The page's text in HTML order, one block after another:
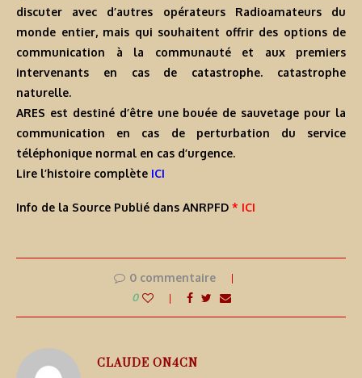
discuter avec d’autres opérateurs Radioamateurs du
monde entier, mais qui souhaitent offrir des options de
communication à la communauté et aux premiers
intervenants en cas de catastrophe. catastrophe
naturelle.
ARES est destiné d’être une bouée de sauvetage pour la
communication en cas de perturbation du service
téléphonique normal en cas d’urgence.
Lire l’histoire complète ICI
Info de la Source Publié dans ANRPFD * ICI
0 commentaire
0
CLAUDE ON4CN